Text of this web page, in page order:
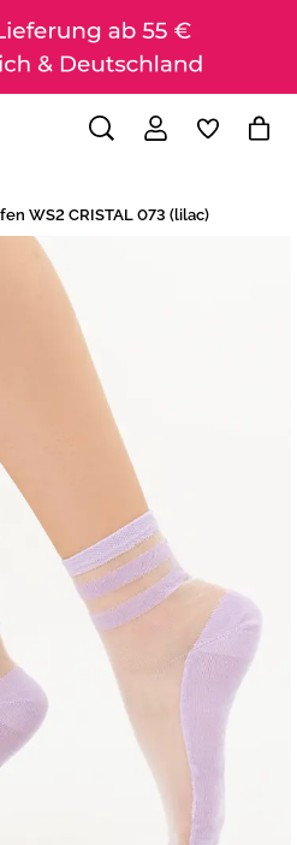
WS2 CRISTAL 073 (lilac)